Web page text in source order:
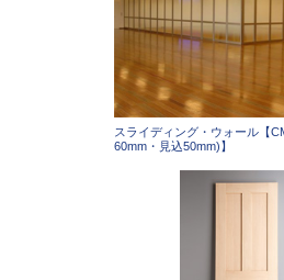
スライディング・ウォール【
60mm・見込50mm)】